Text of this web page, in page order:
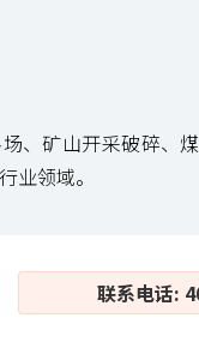
、矿山开采破碎、
业领域。
联系电话: